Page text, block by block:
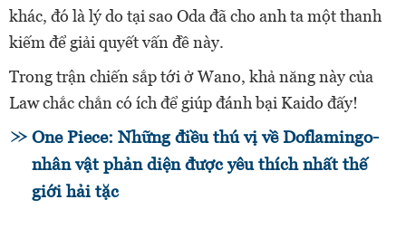
khác, đó là lý do tại sao Oda đã cho anh ta một thanh
kiếm để giải quyết vấn đề này.
Trong trận chiến sắp tới ở Wano, khả năng này của
Law chắc chắn có ích để giúp đánh bại Kaido đấy!
One Piece: Những điều thú vị về Doflamingo-
nhân vật phản diện được yêu thích nhất thế
giới hải tặc